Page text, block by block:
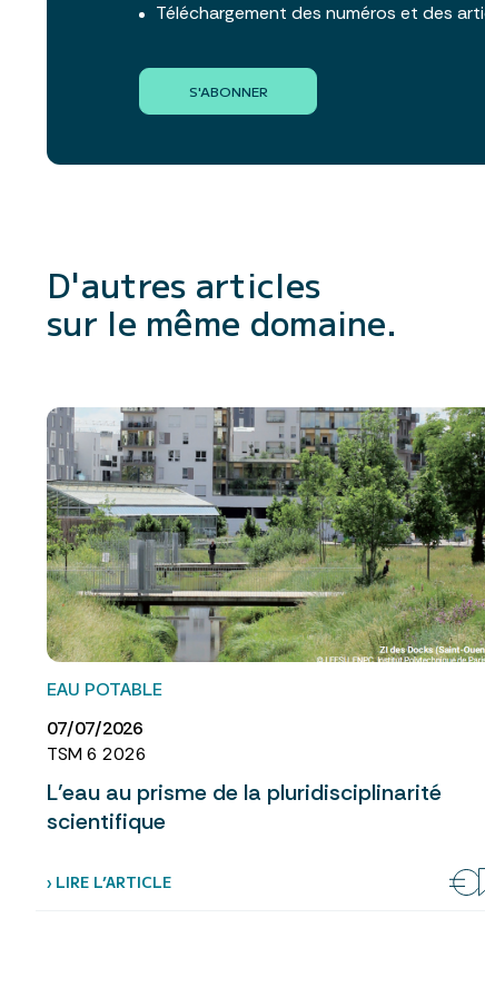
Téléchargement des numéros et des
S'ABONNER
D'autres articles
sur le même domaine.
EAU POTABLE
07/07/2026
TSM 6 2026
L’eau au prisme de la pluridisciplinarité
scientifique
› LIRE L’ARTICLE